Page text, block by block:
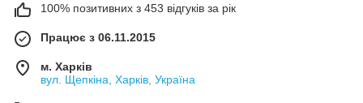
100% позитивних з 453 відгуків за рік
Працює з 06.11.2015
м. Харків
вул. Щепкіна, Харків, Україна